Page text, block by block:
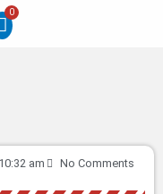
0
10:32 am No Comments